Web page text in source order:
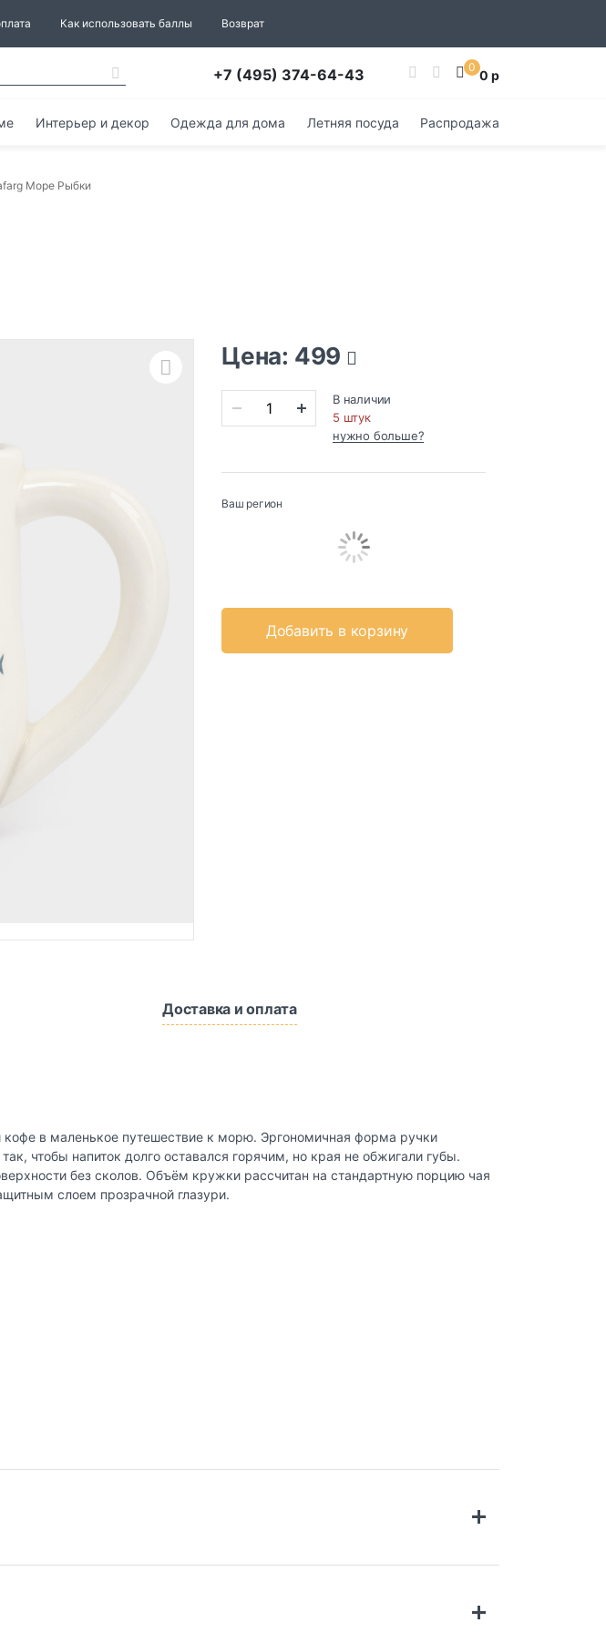
Как использовать баллы Возврат
+7 (495) 374-64-43 0 0 р
Интерьер и декор Одежда для дома Летняя посуда Распродажа
Море Рыбки
Цена: 499
В наличии
5 штук
нужно больше?
Ваш регион
Добавить в корзину
Доставка и оплата
в маленькое путешествие к морю. Эргономичная форма ручки
чтобы напиток долго оставался горячим, но края не обжигали губы.
без сколов. Объём кружки рассчитан на стандартную порцию чая
слоем прозрачной глазури.
каждый элемент тщательно подобран для создания атмосферы
европейского качества с актуальным дизайном, предлагая